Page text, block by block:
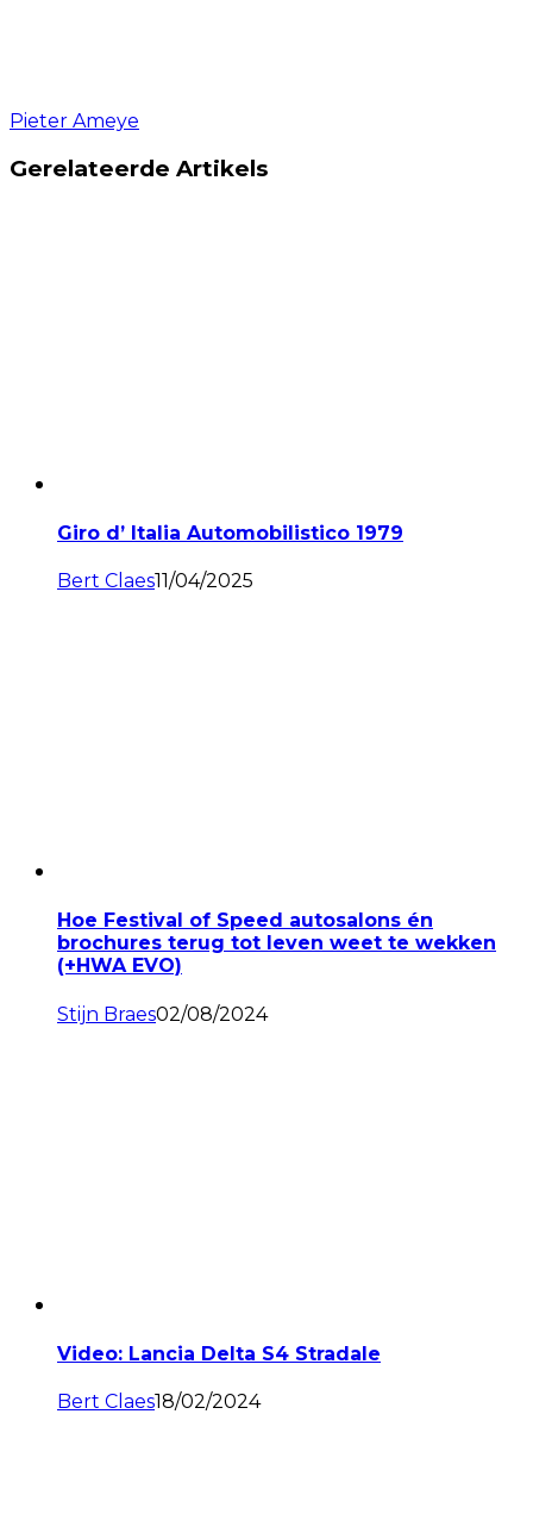
Pieter Ameye
Gerelateerde Artikels
Giro d’ Italia Automobilistico 1979
Bert Claes11/04/2025
Hoe Festival of Speed autosalons én
brochures terug tot leven weet te wekken
(+HWA EVO)
Stijn Braes02/08/2024
Video: Lancia Delta S4 Stradale
Bert Claes18/02/2024